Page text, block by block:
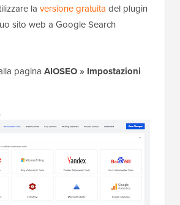
la versione gratuita del plugin
sito web a Google Search
pagina AIOSEO » Impostazioni